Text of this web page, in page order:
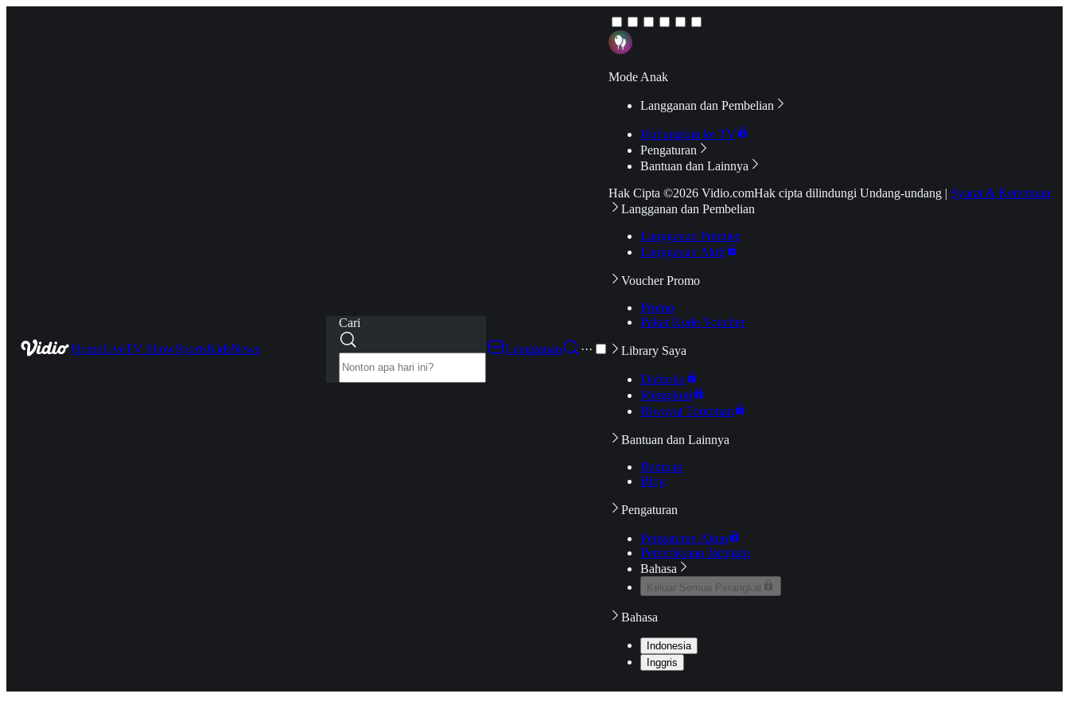
HomeLiveTV ShowSportsKidsNews
Cari
Langganan
···
Mode Anak
Langganan dan Pembelian
Hubungkan ke TV
Pengaturan
Bantuan dan Lainnya
Hak Cipta ©2026 Vidio.comHak cipta dilindungi Undang-undang | Syarat & Ketentuan
Langganan dan Pembelian
Langganan Premier
Langganan Aktif
Voucher Promo
Promo
Pakai Kode Voucher
Library Saya
Daftarku
Mengikuti
Riwayat Tontonan
Bantuan dan Lainnya
Bantuan
Blog
Pengaturan
Pengaturan Akun
Pemeriksaan Jaringan
Bahasa
Keluar Semua Perangkat
Bahasa
Indonesia
Inggris